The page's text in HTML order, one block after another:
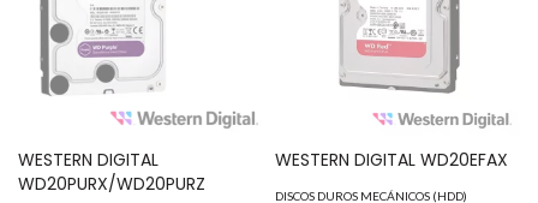
WESTERN DIGITAL
WD20PURX/WD20PURZ
WESTERN DIGITAL WD20EFAX
DISCOS DUROS MECÁNICOS (HDD)